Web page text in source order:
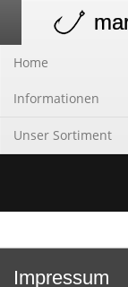
navigation
Home
Informationen
Unser Sortiment
Impressum